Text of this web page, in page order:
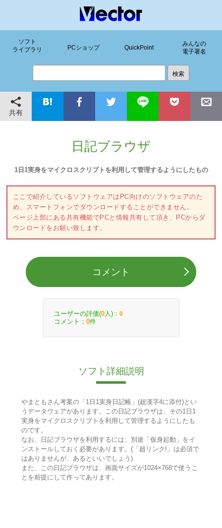
ソフト
ライブラリ
PCショップ QuickPoint
みんなの
電子署名
共有
日記ブラウザ
1日1実身をマイクロスクリプトを利用して管理するようにしたもの
ここで紹介しているソフトウェアはPC向けのソフトウェアのた
め、スマートフォンでダウンロードすることができません。
ページ上部にある共有機能でPCと情報共有して頂き、PCからダ
ウンロードをお願い致します。
コメント
ユーザーの評価(0 人)： 0
コメント： 0件
ソフト詳細説明
やまともさん考案の「1日1実身日記帳」(超漢字4に添付)とい
うデータウェアがあります。この日記ブラウザは、その1日1
実身をマイクロスクリプトを利用して管理するようにしたも
のです。
なお、日記ブラウザを利用するには、別途「仮身起動」をイ
ンストールしておく必要があります。(「超リンク!」は必須で
はありませんが、あるといいでしょう)
また、この日記ブラウザは、画面サイズが1024×768で使うこ
とを前提にして作ってあります。